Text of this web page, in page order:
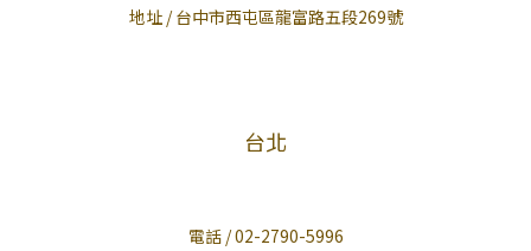
地址 / 台中市西屯區龍富路五段269號
台北
電話 / 02-2790-5996